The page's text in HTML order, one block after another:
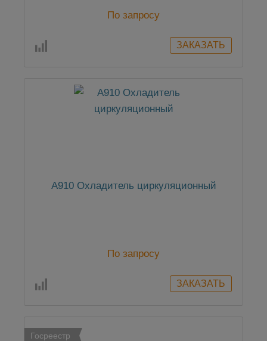
По запросу
А910 Охладитель циркуляционный
По запросу
Госреестр